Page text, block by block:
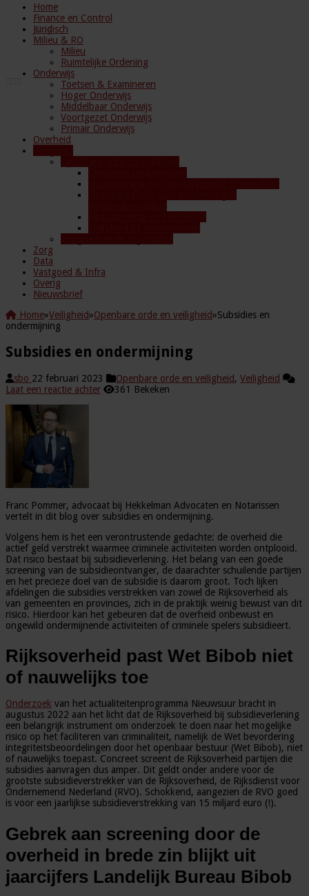
Blog
Home
Finance en Control
Juridisch
Milieu & RO
Milieu
Ruimtelijke Ordening
Onderwijs
Toetsen & Examineren
Hoger Onderwijs
Middelbaar Onderwijs
Voortgezet Onderwijs
Primair Onderwijs
Overheid
Zorg
Data
Vastgoed & Infra
Overig
Nieuwsbrief
Home»Veiligheid»Openbare orde en veiligheid»Subsidies en
ondermijning
Subsidies en ondermijning
sbo 22 februari 2023 Openbare orde en veiligheid, Veiligheid
Laat een reactie achter
361 Bekeken
Franc Pommer, advocaat bij Hekkelman Advocaten en Notarissen
vertelt in dit blog over subsidies en ondermijning.
Volgens hem is het een verontrustende gedachte: de overheid die
actief geld verstrekt waarmee criminele activiteiten worden ontplooid.
Dat risico bestaat bij subsidieverlening. Het belang van een goede
screening van de subsidieontvanger, de daarachter schuilende partijen
en het precieze doel van de subsidie is daarom groot. Toch lijken
afdelingen die subsidies verstrekken van zowel de Rijksoverheid als
van gemeenten en provincies, zich in de praktijk weinig bewust van dit
risico. Hierdoor kan het gebeuren dat de overheid onbewust en
ongewild ondermijnende activiteiten of criminele spelers subsidieert.
Rijksoverheid past Wet Bibob niet
of nauwelijks toe
Onderzoek van het actualiteitenprogramma Nieuwsuur bracht in
augustus 2022 aan het licht dat de Rijksoverheid bij subsidieverlening
een belangrijk instrument om onderzoek te doen naar het mogelijke
risico op het faciliteren van criminaliteit, namelijk de Wet bevordering
integriteitsbeoordelingen door het openbaar bestuur (Wet Bibob), niet
of nauwelijks toepast. Concreet screent de Rijksoverheid partijen die
subsidies aanvragen dus amper. Dit geldt onder andere voor de
grootste subsidieverstrekker van de Rijksoverheid, de Rijksdienst voor
Ondernemend Nederland (RVO). Schokkend, aangezien de RVO goed
is voor een jaarlijkse subsidieverstrekking van 15 miljard euro (!).
Gebrek aan screening door de
overheid in brede zin blijkt uit
jaarcijfers Landelijk Bureau Bibob